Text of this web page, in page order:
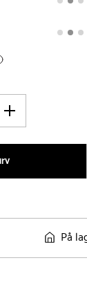
Øg
På